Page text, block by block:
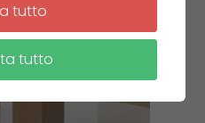
tutto
tutto